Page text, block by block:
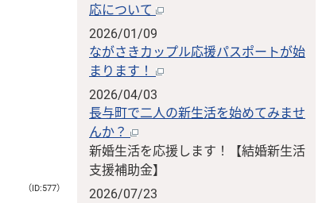
（ID:577）
応について
2026/01/09
ながさきカップル応援パスポートが始
まります！
2026/04/03
長与町で二人の新生活を始めてみませ
んか？
新婚生活を応援します！【結婚新生活
支援補助金】
2026/07/23